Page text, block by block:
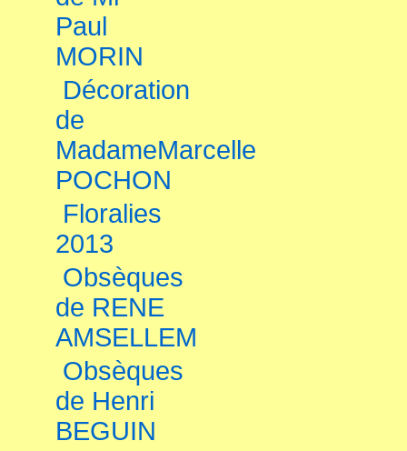
Paul
MORIN
Décoration
de
MadameMarcelle
POCHON
Floralies
2013
Obsèques
de RENE
AMSELLEM
Obsèques
de Henri
BEGUIN